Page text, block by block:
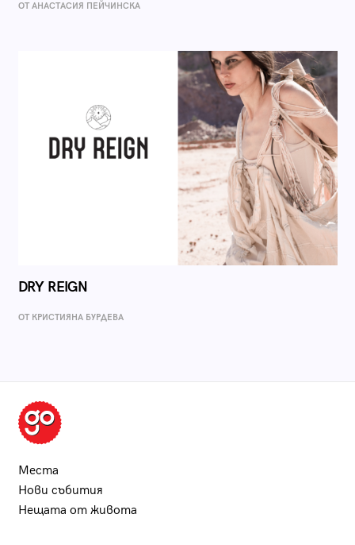
ОТ AНАСТАСИЯ ПЕЙЧИНСКА
DRY REIGN
ОТ КРИСТИЯНА БУРДЕВА
Места
Нови събития
Нещата от живота